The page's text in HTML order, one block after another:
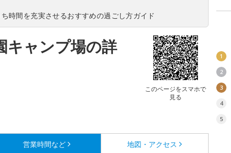
ち時間を充実させるおすすめの過ごし方ガイド
キャンプ場の詳
このページをスマホで
見る
営業時間など 地図・アクセス
1
2
3
4
5